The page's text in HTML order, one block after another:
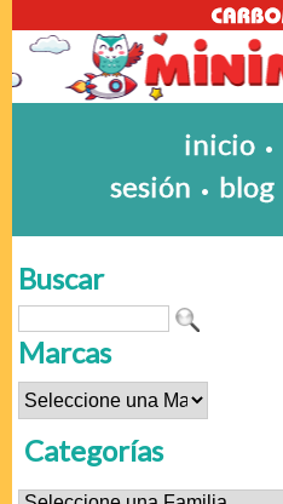
inicio •
sesión • blog
Buscar
Marcas
Categorías